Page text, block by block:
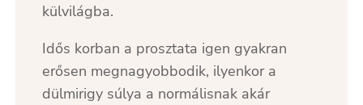
külvilágba.
Idős korban a prosztata igen gyakran
erősen megnagyobbodik, ilyenkor a
dülmirigy súlya a normálisnak akár